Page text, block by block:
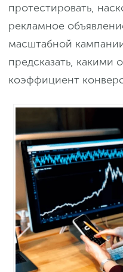
протестировать,
рекламное
масштабной
предсказать, какими
коэффициент